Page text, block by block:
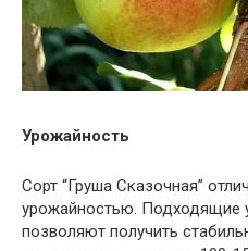
Урожайность
Сорт “Груша Сказочная”
урожайностью. Подходящие
позволяют получить